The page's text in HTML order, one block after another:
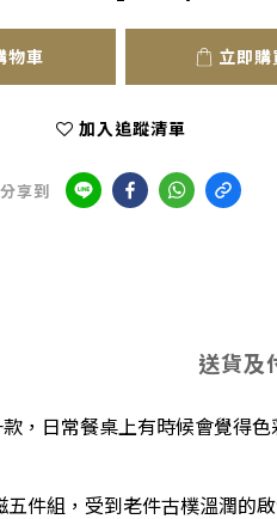
物車 立即購
加入追蹤清單
分享到
送貨及
，日常餐桌上有時候會覺得
件組，受到老件古樸溫潤的